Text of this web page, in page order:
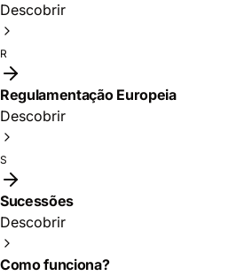
Descobrir
R
Regulamentação Europeia
Descobrir
S
Sucessões
Descobrir
Como funciona?